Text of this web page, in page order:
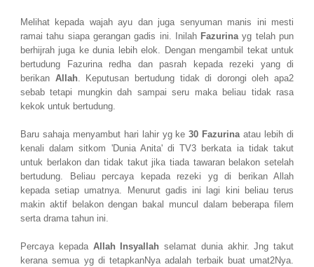
Melihat kepada wajah ayu dan juga senyuman manis ini mesti
ramai tahu siapa gerangan gadis ini. Inilah Fazurinayg telah pun
berhijrah juga ke dunia lebih elok. Dengan mengambil tekat untuk
bertudung Fazurina redha dan pasrah kepada rezeki yang di
berikan Allah. Keputusan bertudung tidak di dorongi oleh apa2
sebab tetapi mungkin dah sampai seru maka beliau tidak rasa
kekok untuk bertudung.
Baru sahaja menyambut hari lahir yg ke30 Fazurinaatau lebih di
kenali dalam sitkom 'Dunia Anita' di TV3 berkata ia tidak takut
untuk berlakon dan tidak takut jika tiada tawaran belakon setelah
bertudung. Beliau percaya kepada rezeki yg di berikan Allah
kepada setiap umatnya. Menurut gadis ini lagi kini beliau terus
makin aktif belakon dengan bakal muncul dalam beberapa filem
serta drama tahun ini.
Percaya kepada Allah Insyallah selamat dunia akhir. Jng takut
kerana semua yg di tetapkanNya adalah terbaik buat umat2Nya.